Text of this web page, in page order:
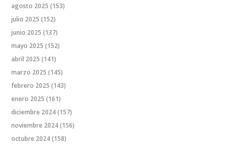
agosto 2025 (153)
julio 2025 (152)
junio 2025 (137)
mayo 2025 (152)
abril 2025 (141)
marzo 2025 (145)
febrero 2025 (143)
enero 2025 (161)
diciembre 2024(157)
noviembre 2024(156)
octubre 2024(158)